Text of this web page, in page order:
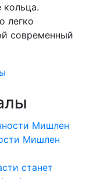
кольца.
легко
современный
Мишлен